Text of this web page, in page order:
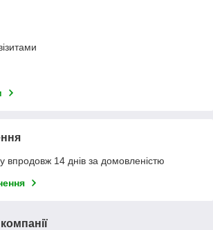
впродовж 14 днів за домовленістю